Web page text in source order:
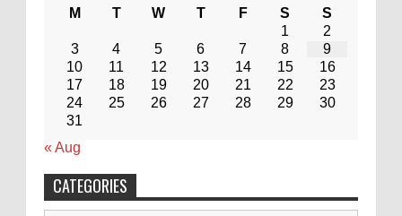
M T W T F S
S
1
2
3
4 5 6 7 8
9
10
11 12 13 14 15
16
17
18 19 20 21 22
23
24
25 26 27 28 29
30
31
« Aug
CATEGORIES
Categories